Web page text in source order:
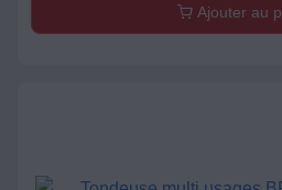
Ajouter au